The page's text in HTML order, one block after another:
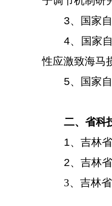
3、国家
4、国家
性应激致海马
5、国家
二、省科
1、吉林
2、吉林
3、吉林